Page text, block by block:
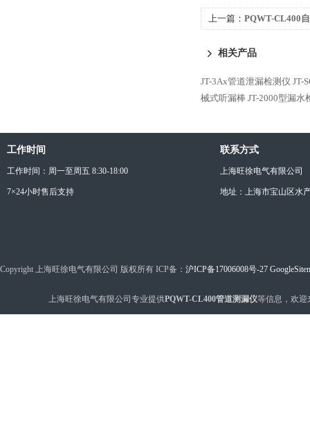
上一篇： PQWT-CL400
相关产品
JT-3Ax管道泄漏检测仪 JT-
械式听漏棒 JT-2000型漏水
工作时间
工作时间：周一至周五 8:30-18:00
7×24小时售后支持
联系方式
上海旺徐电气有限公司
地址：上海市宝山区水
Copyright 上海旺徐电气有限公司 版权所有 ICP备： 沪ICP备17006008号-27
上海旺徐电气有限公司专业提供PQWT-CL400管道测漏仪等信息，欢迎